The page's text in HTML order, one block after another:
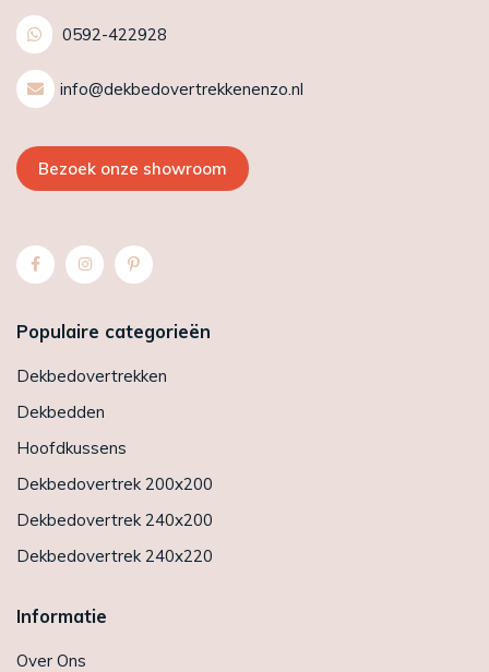
0592-422928
info@dekbedovertrekkenenzo.nl
Bezoek onze showroom
Populaire categorieën
Dekbedovertrekken
Dekbedden
Hoofdkussens
Dekbedovertrek 200x200
Dekbedovertrek 240x200
Dekbedovertrek 240x220
Informatie
Over Ons